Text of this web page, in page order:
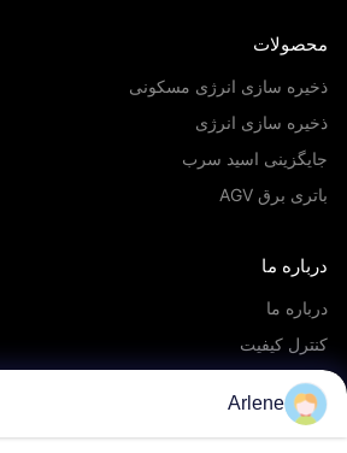
محصولات
ذخیره سازی انرژی مسکونی
ذخیره سازی انرژی
جایگزینی اسید سرب
باتری برق AGV
درباره ما
درباره ما
کنترل کیفیت
سرویس OEM/ODM
رویدادها و اخبار
Arlene